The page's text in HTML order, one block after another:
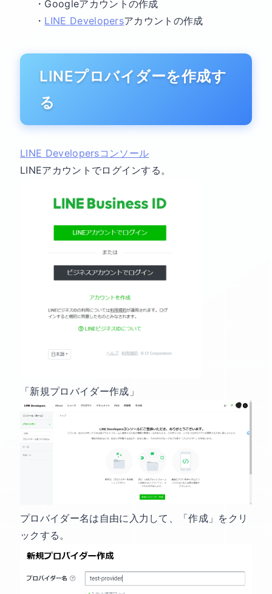
・Googleアカウントの作成
・ LINE Developersアカウントの作成
LINEプロバイダーを作成す
る
LINE Developersコンソール
LINEアカウントでログインする。
「新規プロバイダー作成」
プロバイダー名は自由に入力して、「作成」をクリ
ックする。